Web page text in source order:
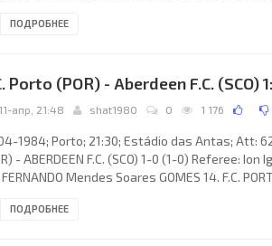
Trapattoni): Stefano Tacconi, Gaetano
Zbigniew Boniek. MANCHESTER UNITED F.C.
ПОДРОБНЕЕ
Porto (POR) - Aberdeen F.C. (SCO)
11-апр, 21:48 shat1980 0 1 176
1984; Porto; 21:30; Estádio das Antas; Att:
- ABERDEEN F.C. (SCO) 1-0 (1-0) Referee: Ion
Mendes Soares GOMES 14. F.C.
JOÃO Domingos da Silva PINTO, Augusto
ПОДРОБНЕЕ